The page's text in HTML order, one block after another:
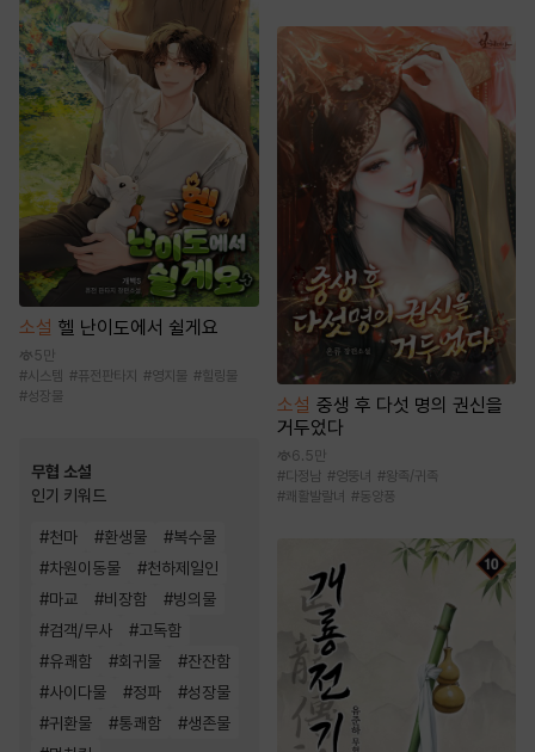
소설 헬 난이도에서 쉴게요
5만
#시스템 #퓨전판타지 #영지물 # 힐링물
#성장물
무협 소설
인기 키워드
#천마 #환생물 #복수물
#차원이동물 #천하제일인
#마교 #비장함 #빙의물
#검객/무사 #고독함
#유쾌함 #회귀물 #잔잔함
#사이다물 #정파 #성장물
#귀환물 #통쾌함 #생존물
소설 중생 후 다섯 명의 권신을
거두었다
6.5만
#다정남 #엉뚱녀 #왕족/귀족
#쾌활발랄녀 #동양풍